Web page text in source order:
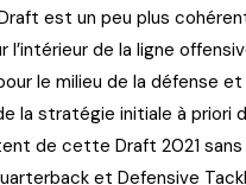
est un peu plus
l’intérieur de la ligne
le milieu de la défense et
la stratégie initiale à priori
de cette Draft 2021
et Defensive